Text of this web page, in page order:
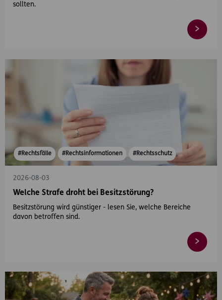
sollten.
#Rechtsfälle #Rechtsinformationen #Rechtsschutz
2026-08-03
Welche Strafe droht bei Besitzstörung?
Besitzstörung wird günstiger - lesen Sie, welche Bereiche
davon betroffen sind.